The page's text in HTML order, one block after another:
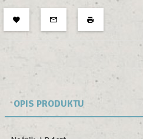
OPIS PRODUKTU